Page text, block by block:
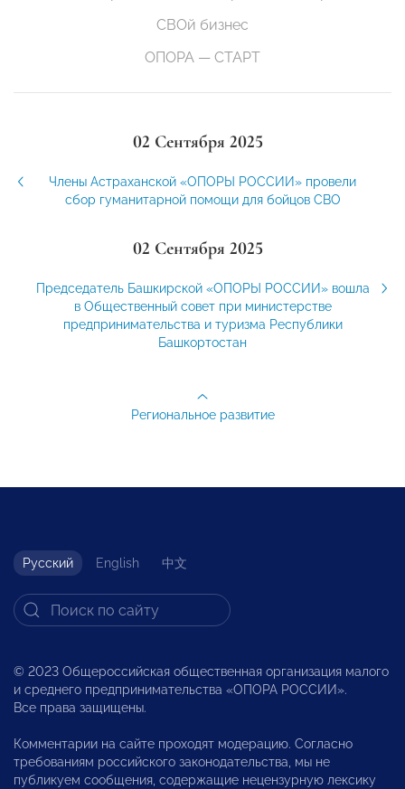
СВОй бизнес
ОПОРА — СТАРТ
02 Сентября 2025
Члены Астраханской «ОПОРЫ РОССИИ» провели
сбор гуманитарной помощи для бойцов СВО
02 Сентября 2025
Председатель Башкирской «ОПОРЫ РОССИИ» вошла
в Общественный совет при министерстве
предпринимательства и туризма Республики
Башкортостан
Региональное развитие
Русский English 中文
© 2023 Общероссийская общественная организация малого
и среднего предпринимательства «ОПОРА РОССИИ».
Все права защищены.
Комментарии на сайте проходят модерацию. Согласно
требованиям российского законодательства, мы не
публикуем сообщения, содержащие нецензурную лексику